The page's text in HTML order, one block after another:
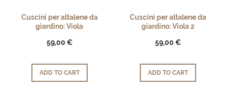
Cuscini per altalene da
giardino: Viola
59,00 €
ADD TO CART
Cuscini per altalene da
giardino: Viola 2
59,00 €
ADD TO CART